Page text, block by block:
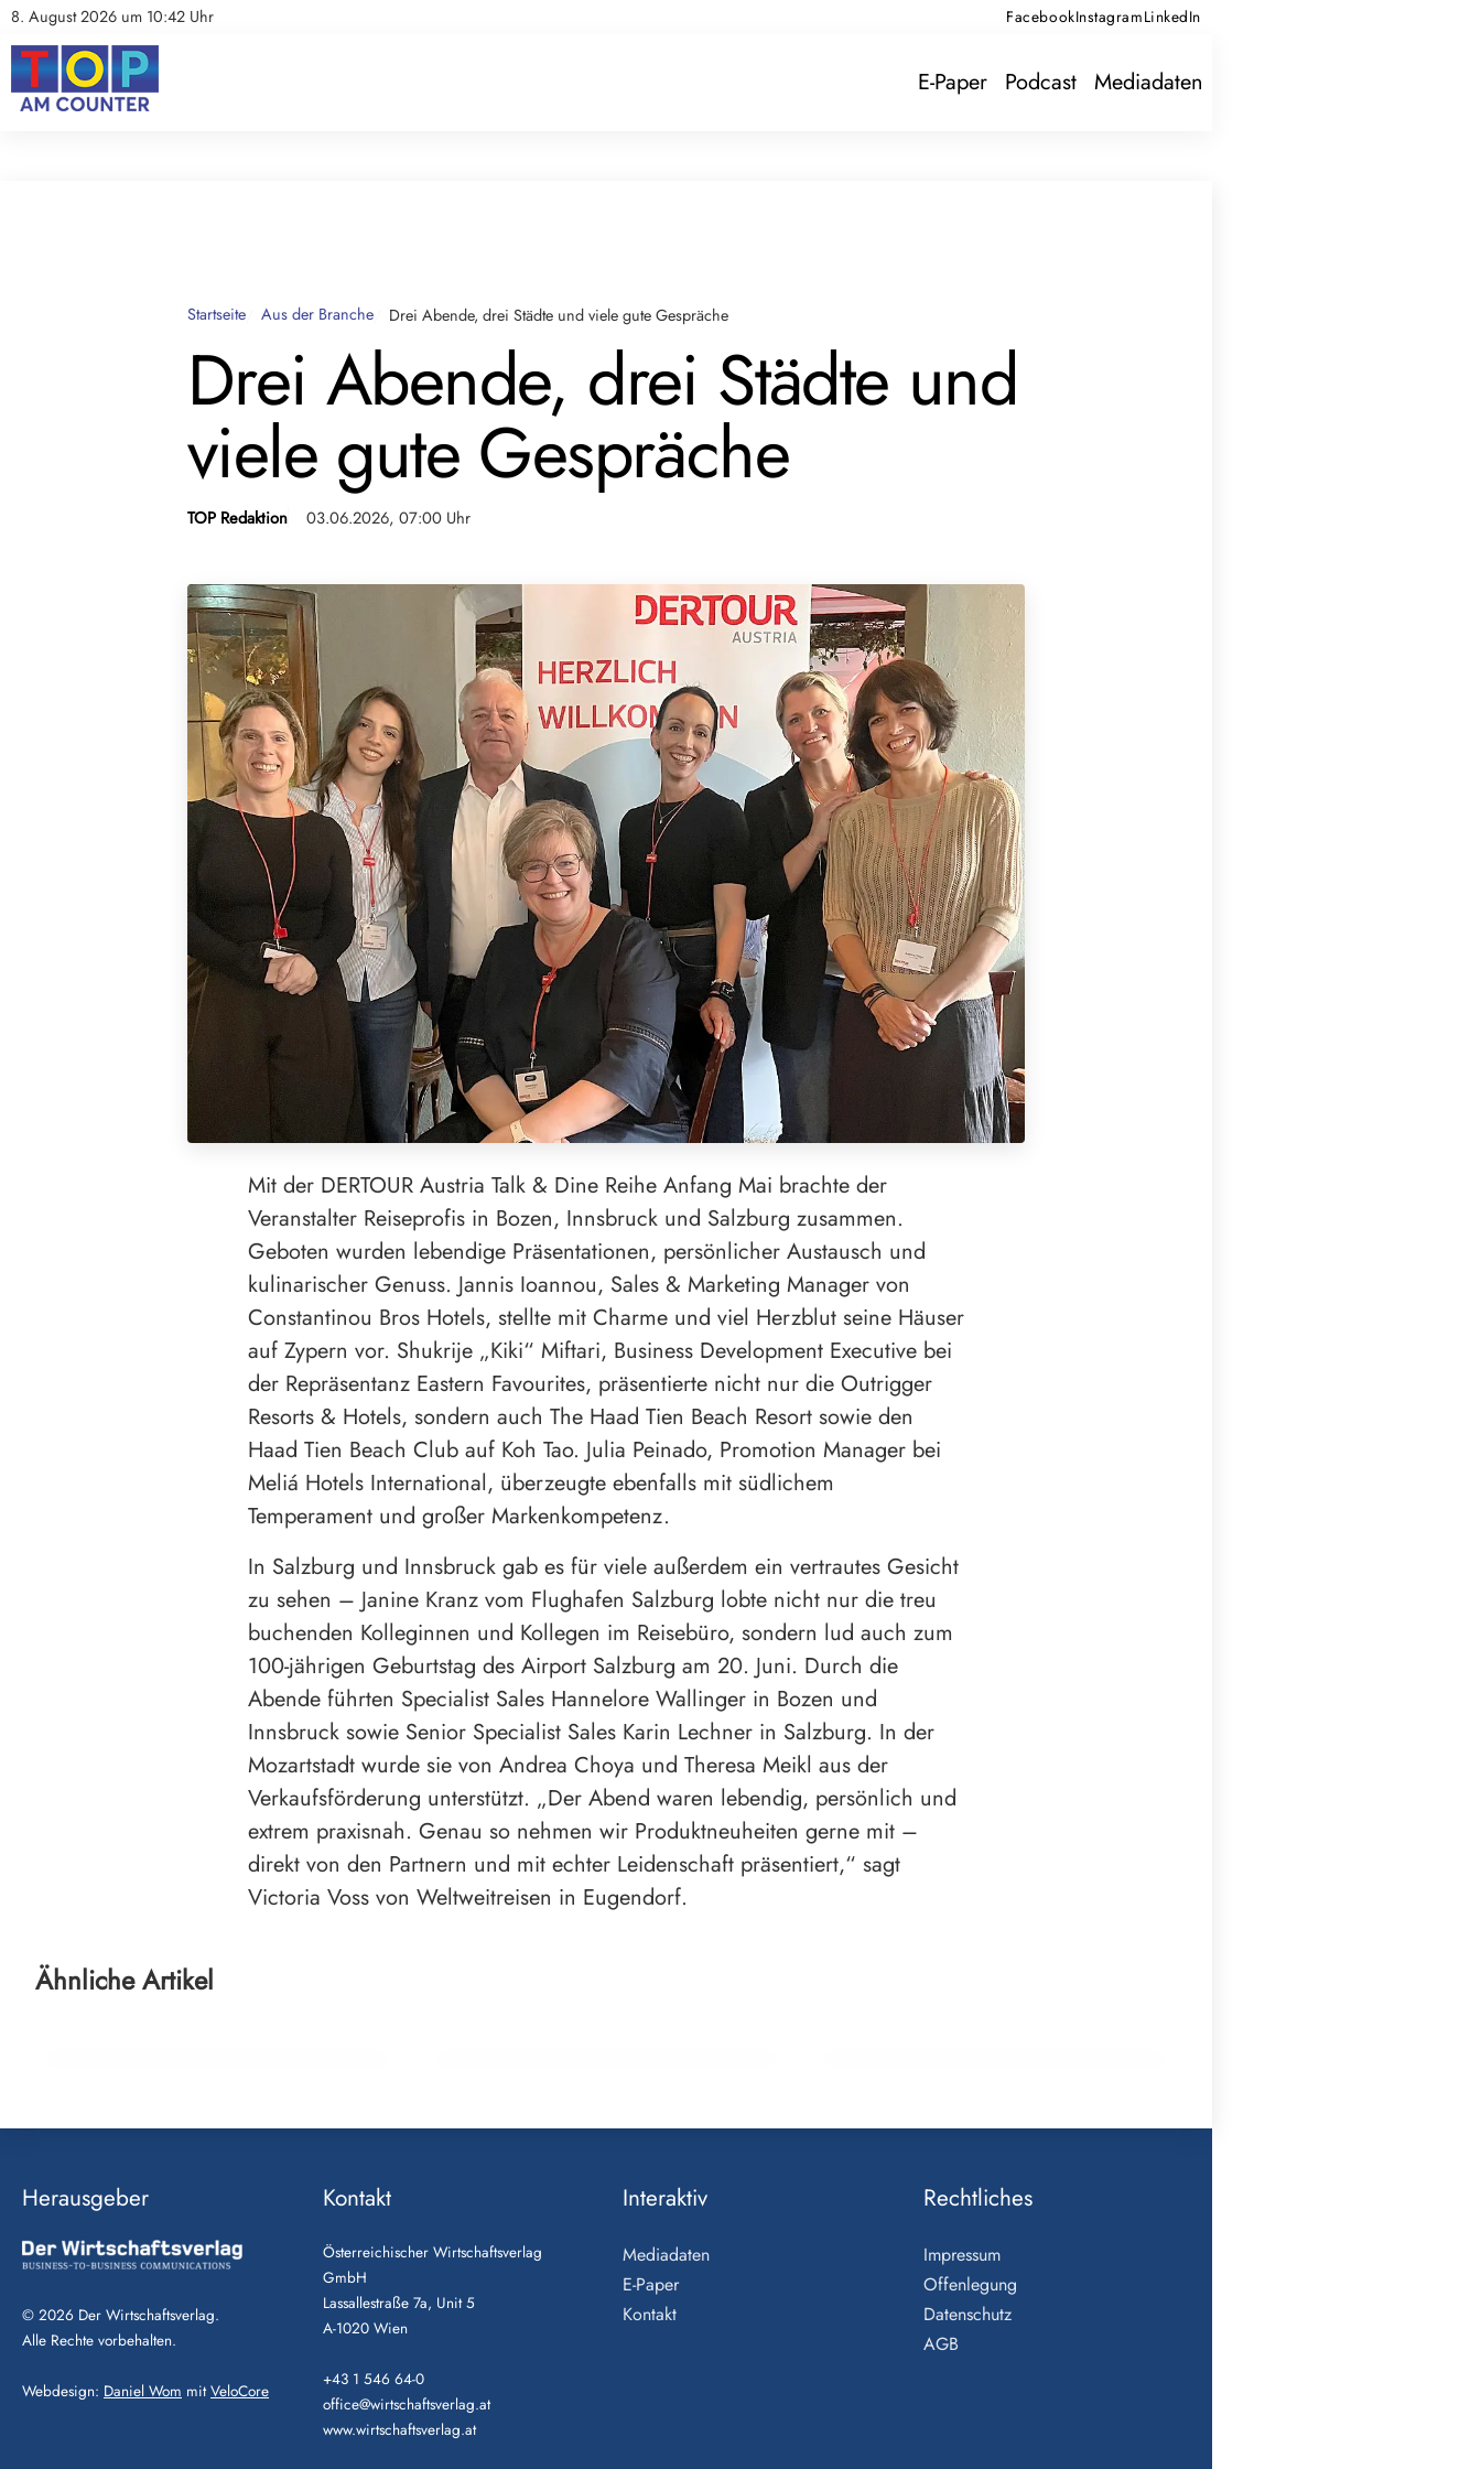
8. August 2026 um 10:42 Uhr FacebookInstagramLinkedIn
E-Paper Podcast Mediadaten
Startseite Aus der Branche Drei Abende, drei Städte und viele gute Gespräche
Drei Abende, drei Städte und
viele gute Gespräche
TOP Redaktion 03.06.2026, 07:00 Uhr
Mit der DERTOUR Austria Talk & Dine Reihe Anfang Mai brachte der
Veranstalter Reiseprofis in Bozen, Innsbruck und Salzburg zusammen.
Geboten wurden lebendige Präsentationen, persönlicher Austausch und
kulinarischer Genuss. Jannis Ioannou, Sales & Marketing Manager von
Constantinou Bros Hotels, stellte mit Charme und viel Herzblut seine Häuser
auf Zypern vor. Shukrije „Kiki“ Miftari, Business Development Executive bei
der Repräsentanz Eastern Favourites, präsentierte nicht nur die Outrigger
Resorts & Hotels, sondern auch The Haad Tien Beach Resort sowie den
Haad Tien Beach Club auf Koh Tao. Julia Peinado, Promotion Manager bei
Meliá Hotels International, überzeugte ebenfalls mit südlichem
Temperament und großer Markenkompetenz.
In Salzburg und Innsbruck gab es für viele außerdem ein vertrautes Gesicht
zu sehen – Janine Kranz vom Flughafen Salzburg lobte nicht nur die treu
buchenden Kolleginnen und Kollegen im Reisebüro, sondern lud auch zum
100-jährigen Geburtstag des Airport Salzburg am 20. Juni. Durch die
Abende führten Specialist Sales Hannelore Wallinger in Bozen und
Innsbruck sowie Senior Specialist Sales Karin Lechner in Salzburg. In der
Mozartstadt wurde sie von Andrea Choya und Theresa Meikl aus der
Verkaufsförderung unterstützt. „Der Abend waren lebendig, persönlich und
extrem praxisnah. Genau so nehmen wir Produktneuheiten gerne mit –
direkt von den Partnern und mit echter Leidenschaft präsentiert,“ sagt
Victoria Voss von Weltweitreisen in Eugendorf.
Ähnliche Artikel
Kostenfreies Winter Flexpaket für
Herausgeber
© 2026 Der Wirtschaftsverlag.
Alle Rechte vorbehalten.
Webdesign: Daniel Wom mitVeloCore
Kontakt
Österreichischer Wirtschaftsverlag
GmbH
Lassallestraße 7a, Unit 5
A-1020 Wien
+43 1 546 64-0
office@wirtschaftsverlag.at
www.wirtschaftsverlag.at
Interaktiv
Mediadaten
E-Paper
Kontakt
Rechtliches
Impressum
Offenlegung
Datenschutz
AGB